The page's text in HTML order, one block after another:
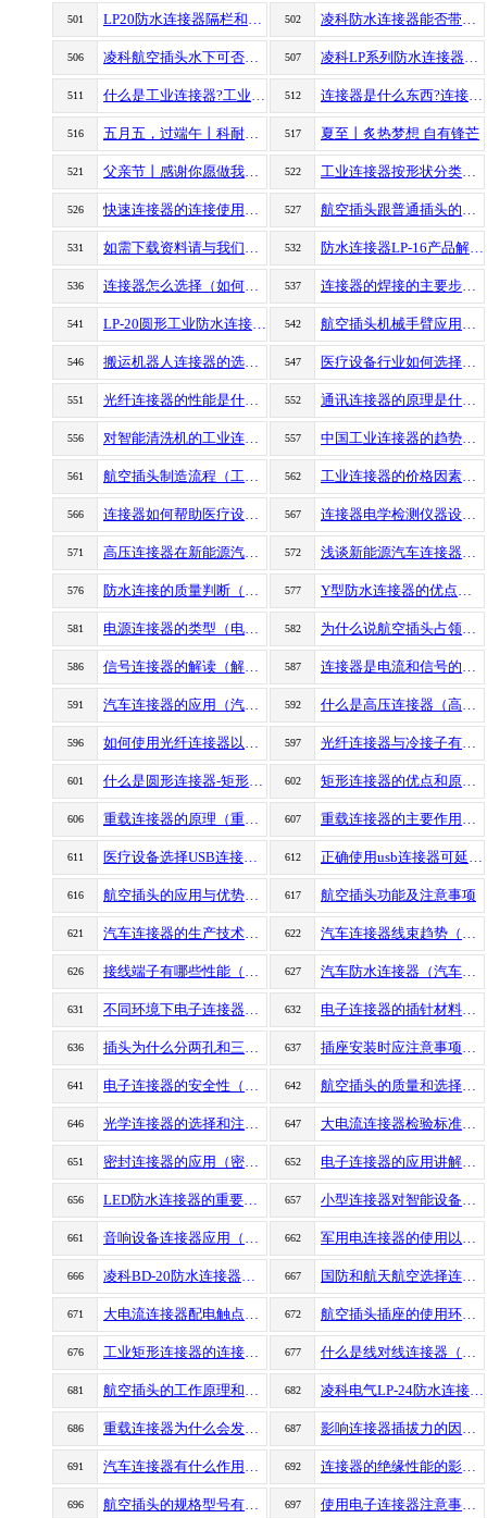
501 LP20防水连接器隔栏和非隔栏款的区别 502 凌科防水连接器能否带电操作？
506 凌科航空插头水下可否使用 507 凌科LP系列防水连接器拔插的防呆问题如何解决
511 什么是工业连接器?工业连接器的工作原理和功能 512 连接器是什么东西?连接器种类及应用
516 五月五，过端午丨科耐沃尔连接您的安康 517 夏至丨炙热梦想 自有锋芒
521 父亲节丨感谢你愿做我成长岁月里，最耀眼地星辰 522 工业连接器按形状分类有哪些？工业连接器按形状有什么区别
526 快速连接器的连接使用方法(建议收藏) 527 航空插头跟普通插头的区别（普通插头跟航空插头有什么区别）
531 如需下载资料请与我们联系 532 防水连接器LP-16产品解读（连接器参数，使用场景）
536 连接器怎么选择（如何选择连接器） 537 连接器的焊接的主要步骤有哪些(航空插头的焊接步骤)
541 LP-20圆形工业防水连接器产品解读(航空插头M20连接器使用参数) 542 航空插头机械手臂应用场景(凌科防水连接器应用)
546 搬运机器人连接器的选择（仓储机器人连接器的选择） 547 医疗设备行业如何选择连接器（什么样的连接器适合医疗行业）
551 光纤连接器的性能是什么（有哪些常见的光纤连接器） 552 通讯连接器的原理是什么（通讯连接器的特点）
556 对智能清洗机的工业连接器有哪些突出的优点和特点 557 中国工业连接器的趋势（连接器的趋势）
561 航空插头制造流程（工业插头制造流程） 562 工业连接器的价格因素（影响工业连接器的价格因素）
566 连接器如何帮助医疗设备（连接该如何帮助医疗设备） 567 连接器电学检测仪器设备（电学监测仪设备连接器）
571 高压连接器在新能源汽车的应用（新能源汽车在高压连接器的应用） 572 浅谈新能源汽车连接器市场
576 防水连接的质量判断（如何判断防水连接器的好坏） 577 Y型防水连接器的优点有哪些（Y型连接器产品介绍）
581 电源连接器的类型（电源连接器的介绍） 582 为什么说航空插头占领了市场？
586 信号连接器的解读（解读信号连接器） 587 连接器是电流和信号的关键元器件
591 汽车连接器的应用（汽车连接器的选择） 592 什么是高压连接器（高压连接器是什么适用场景）
596 如何使用光纤连接器以及光纤连接器的光损耗 597 光纤连接器与冷接子有什么区别（冷接子与光纤连接器的区别）
601 什么是圆形连接器-矩形连接器-条形连接器 602 矩形连接器的优点和原理（什么是矩形连接器）
606 重载连接器的原理（重载连接器工作原理） 607 重载连接器的主要作用有哪些（目前重载连接器的主要作用）
611 医疗设备选择USB连接器（医疗设备选择USB连接器应考虑的因素） 612 正确使用usb连接器可延长寿命（如何正确使用usb连接器增加寿命）
616 航空插头的应用与优势（航空插头的优势应用） 617 航空插头功能及注意事项
621 汽车连接器的生产技术现阶段如何（汽车连接的先生产技术） 622 汽车连接器线束趋势（浅谈连接器线束趋势）
626 接线端子有哪些性能（接线端子的基本性能有哪些） 627 汽车防水连接器（汽车防水连接器的划分）
631 不同环境下电子连接器的使用（恶劣环境下连接器使用技巧） 632 电子连接器的插针材料（航空插头的插针材料）
636 插头为什么分两孔和三孔的（两孔和三孔的插头有什么区别） 637 插座安装时应注意事项（安装插座注意问题）
641 电子连接器的安全性（航空插头连接器的安全性） 642 航空插头的质量和选择（航空插头的质量指标）
646 光学连接器的选择和注意事项（连接器的选择和注意） 647 大电流连接器检验标准（大电流连接器如何检验）
651 密封连接器的应用（密封气密性连接器密封件类型） 652 电子连接器的应用讲解（电子连接器的作用应用）
656 LED防水连接器的重要性（led防水连接对城市照明的影响） 657 小型连接器对智能设备的体验（连接器对智能设备的体验）
661 音响设备连接器应用（凌科连接器航空插头应用） 662 军用电连接器的使用以及接头的连接范围有哪些
666 凌科BD-20防水连接器焊接教程 667 国防和航天航空选择连接器（国防行业和航天航空连接器解决方案）
671 大电流连接器配电触点有什么优缺点 672 航空插头插座的使用环境（航空插头使用环境的特性）
676 工业矩形连接器的连接方式（工业矩形连接器连接详细说明） 677 什么是线对线连接器（详谈线对线连接器）
681 航空插头的工作原理和优势有哪些 682 凌科电气LP-24防水连接器产品参数解读
686 重载连接器为什么会发生腐蚀（重载连接器如何避免被腐蚀） 687 影响连接器插拔力的因素有哪些（连接器插拔力大小的影响因素）
691 汽车连接器有什么作用（汽车连接器的作用） 692 连接器的绝缘性能的影响因素（连接器绝缘性能的影响因素有哪些）
696 航空插头的规格型号有哪些（航空插头规格型号分类） 697 使用电子连接器注意事项（如何正确使用电子连接器）